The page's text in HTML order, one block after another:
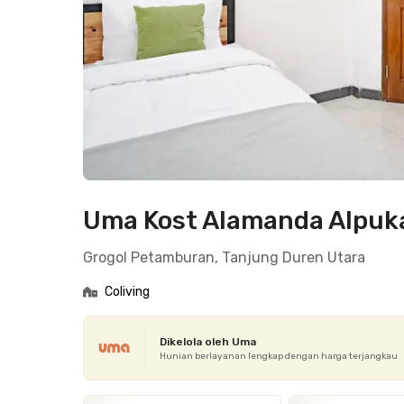
Uma Kost Alamanda
Grogol Petamburan, Tanjung Duren Utara
Coliving
Dikelola oleh Uma
Hunian berlayanan lengkap dengan harga terjangkau